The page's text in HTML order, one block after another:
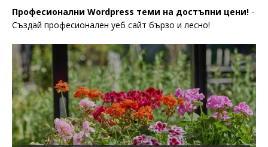
Професионални Wordpress теми на достъпни цени! -
Създай професионален уеб сайт бързо и лесно!